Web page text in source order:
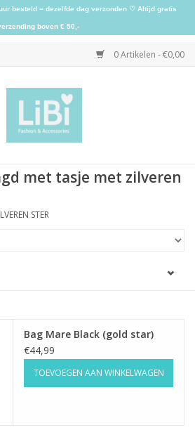
0 Artikelen - €0,00
met tasje met zilveren
STER
Bag Mare Black (gold star)
€44,99
TOEVOEGEN AAN WINKELWAGEN
besteld = dezelfde dag verzonden ♡ Altijd gratis
boven € 50,-